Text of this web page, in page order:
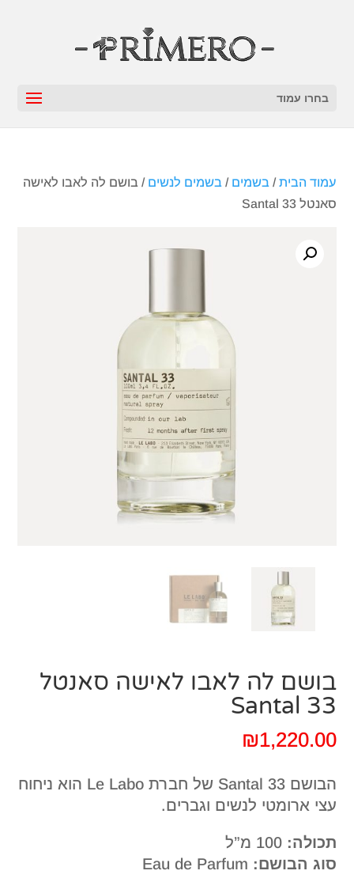
בחרו עמוד
עמוד הבית/בשמים /בשמים לנשים / בושם לה לאבו לאישה
סאנטל 33 Santal
בושם לה לאבו לאישה סאנטל
33 Santal
₪1,220.00
הבושם Santal 33 של חברת Le Labo הוא ניחוח
עצי ארומטי לנשים וגברים.
תכולה: 100 מ”ל
סוג הבושם: